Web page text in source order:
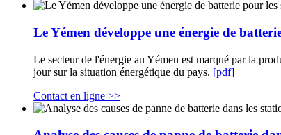
Le Yémen développe une énergie de
Le secteur de l'énergie au Yémen est marqué par la
jour sur la situation énergétique du pays. [pdf]
Contact en ligne >>